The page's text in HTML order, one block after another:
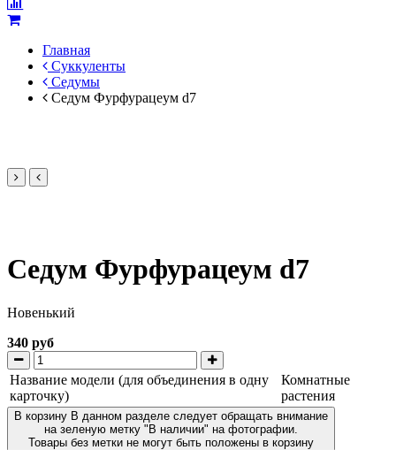
Главная
Суккуленты
Седумы
Седум Фурфурацеум d7
Седум Фурфурацеум d7
Новенький
340 руб
Название модели (для объединения в одну
карточку)
Комнатные
растения
В корзину В данном разделе следует обращать внимание
на зеленую метку "В наличии" на фотографии.
Товары без метки не могут быть положены в корзину